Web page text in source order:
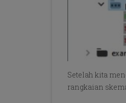
Setelah kita
rangkaian